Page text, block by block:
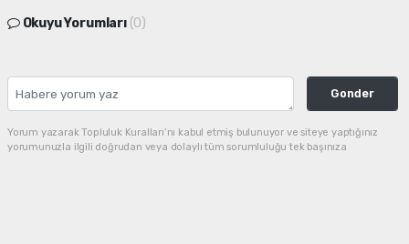
Okuyu Yorumları (0)
Gonder
Yorum yazarak Topluluk Kuralları’nı kabul etmiş bulunuyor ve siteye yaptığınız
yorumunuzla ilgili doğrudan veya dolaylı tüm sorumluluğu tek başınıza